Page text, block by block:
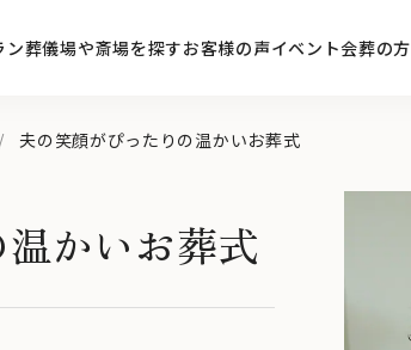
ン葬儀場や斎場を探すお客様の声イベント会葬の方
夫の笑顔がぴったりの温かいお葬式
かいお葬式